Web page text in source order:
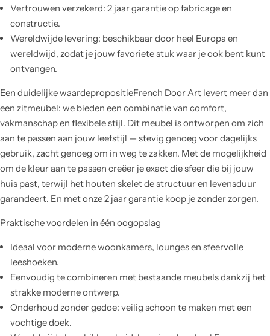
Vertrouwen verzekerd: 2 jaar garantie op fabricage en
constructie.
Wereldwijde levering: beschikbaar door heel Europa en
wereldwijd, zodat je jouw favoriete stuk waar je ook bent kunt
ontvangen.
Een duidelijke waardepropositieFrench Door Art levert meer dan
een zitmeubel: we bieden een combinatie van comfort,
vakmanschap en flexibele stijl. Dit meubel is ontworpen om zich
aan te passen aan jouw leefstijl — stevig genoeg voor dagelijks
gebruik, zacht genoeg om in weg te zakken. Met de mogelijkheid
om de kleur aan te passen creëer je exact die sfeer die bij jouw
huis past, terwijl het houten skelet de structuur en levensduur
garandeert. En met onze 2 jaar garantie koop je zonder zorgen.
Praktische voordelen in één oogopslag
Ideaal voor moderne woonkamers, lounges en sfeervolle
leeshoeken.
Eenvoudig te combineren met bestaande meubels dankzij het
strakke moderne ontwerp.
Onderhoud zonder gedoe: veilig schoon te maken met een
vochtige doek.